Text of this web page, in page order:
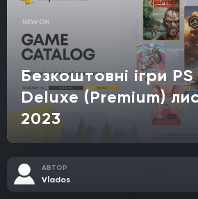
Безкоштовні ігри
Deluxe (Premium)
2023
АВТОР
Vlados